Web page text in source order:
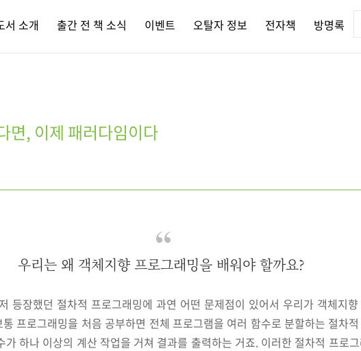
서 소개 출간 전 책 소식 이벤트 오탈자 정보 전자책 방명록
면, 이제 패러다임이다
우리는 왜 객체지향 프로그래밍을 배워야 할까요?
등장했던 절차적 프로그래밍에 과연 어떤 문제점이 있어서 우리가 객체지
프로그래밍을 처음 공부하면 전체 프로그램을 여러 함수로 분할하는 절차
가 하나 이상의 계산 작업을 거쳐 결과를 출력하는 거죠. 이러한 절차적 프로